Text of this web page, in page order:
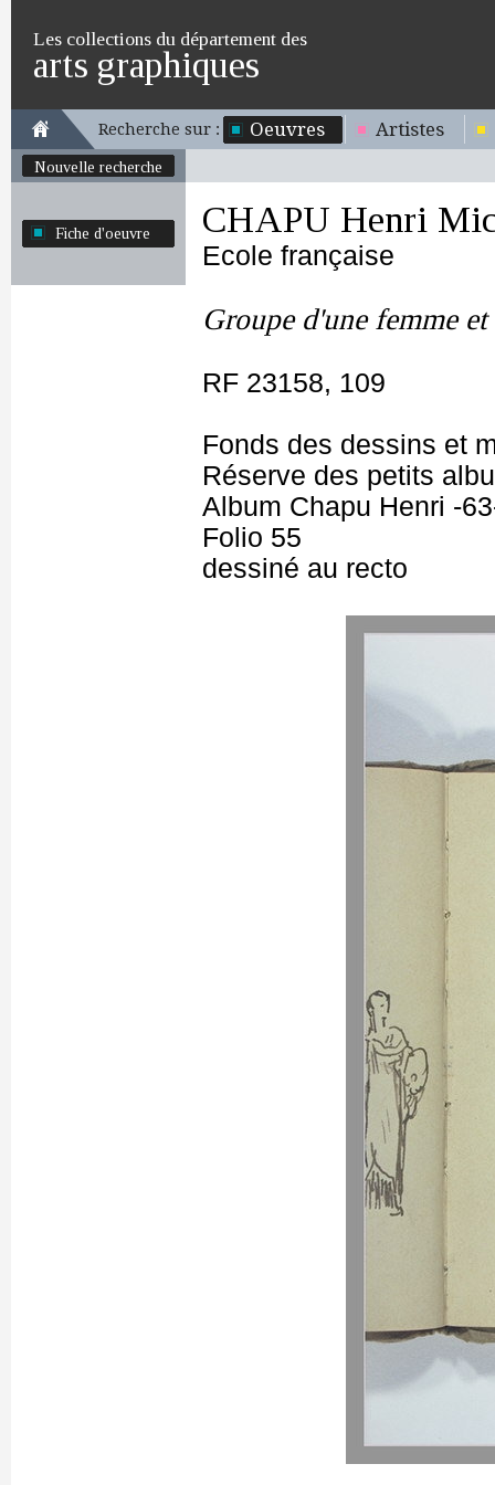
Les collections du département des
arts graphiques
Recherche sur : Oeuvres Artistes
Nouvelle recherche
Fiche d'oeuvre CHAPU Henri
Ecole française
Groupe d'une femme
RF 23158, 109
Fonds des dessins et
Réserve des petits
Album Chapu Henri -
Folio 55
dessiné au recto